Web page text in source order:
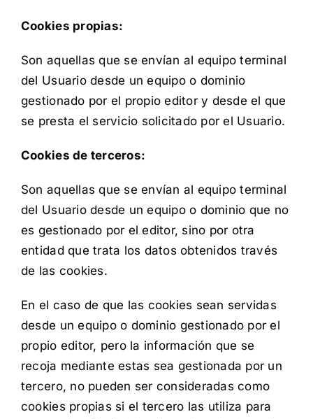
Cookies propias:
Son aquellas que se envían al equipo terminal
del Usuario desde un equipo o dominio
gestionado por el propio editor y desde el que
se presta el servicio solicitado por el Usuario.
Cookies de terceros:
Son aquellas que se envían al equipo terminal
del Usuario desde un equipo o dominio que no
es gestionado por el editor, sino por otra
entidad que trata los datos obtenidos través
de las cookies.
En el caso de que las cookies sean servidas
desde un equipo o dominio gestionado por el
propio editor, pero la información que se
recoja mediante estas sea gestionada por un
tercero, no pueden ser consideradas como
cookies propias si el tercero las utiliza para